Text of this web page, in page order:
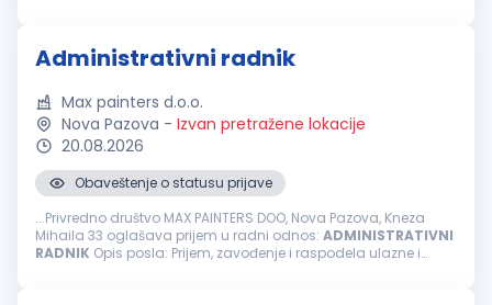
Administrativni radnik
Max painters d.o.o.
Nova Pazova - Izvan pretražene lokacije
20.08.2026
Obaveštenje o statusu prijave
...Privredno društvo MAX PAINTERS DOO, Nova Pazova, Kneza
Mihaila 33 oglašava prijem u radni odnos: ADMINISTRATIVNI
RADNIK Opis posla: Prijem, zavođenje i raspodela ulazne i